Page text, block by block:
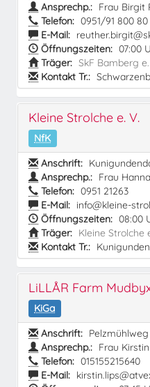
Ansprechp.: Frau Birgit
Telefon: 0951/91 800 80
E-Mail:
Öffnungszeiten: 07:00
Träger: SkF Bamberg
Kontakt Tr.:
Kleine Strolche e. V.
NfK
Anschrift:
Ansprechp.: Frau
Telefon: 0951 21263
E-Mail: info@kleine-
Öffnungszeiten: 08:00
Träger: Kleine Strolche
Kontakt Tr.:
LiLLÅR Farm
KiGa
Anschrift:
Ansprechp.: Frau
Telefon: 015155215640
E-Mail: